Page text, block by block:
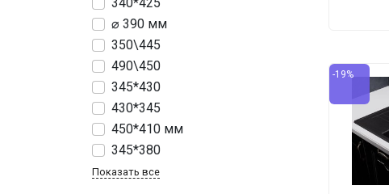
⌀ 390 мм
350\445
490\450
345*430
430*345
450*410 мм
345*380
Показать все
-19%